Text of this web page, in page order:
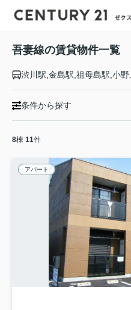
吾妻線の賃貸物件一覧
条件から探す
8棟 11件
アパート